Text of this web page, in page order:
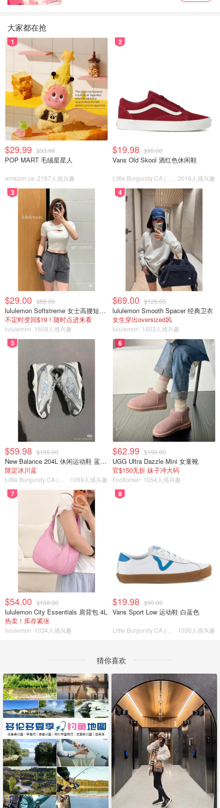
大家都在抢
1
$29.99 $33.99
POP MART 毛绒星星人
amazon.ca 2187人感兴趣
2
$19.98 $95.00
Vans Old Skool 酒红色休闲鞋
2016人感兴趣
3
$29.00 $88.00
lululemon Softstreme 女士高腰短裤 10cm
不定时变回$19！随时点进来看
lululemon 1658人感兴趣
4
$69.00 $128.00
lululemon Smooth Spacer 经典卫衣
女生穿出oversized风
lululemon 1603人感兴趣
5
$59.98 $155.00
New Balance 204L 休闲运动鞋 蓝银色
限定冰川蓝
1069人感兴趣
6
$62.99 $150.00
UGG Ultra Dazzle Mini 女童靴
官$150无折 妹子冲大码
Footlocker 1054人感兴趣
7
$54.00 $108.00
lululemon City Essentials 肩背包 4L
热卖！库存紧张
lululemon 1034人感兴趣
8
$19.98 $90.00
Vans Sport Low 运动鞋 白蓝色
1030人感兴趣
猜你喜欢